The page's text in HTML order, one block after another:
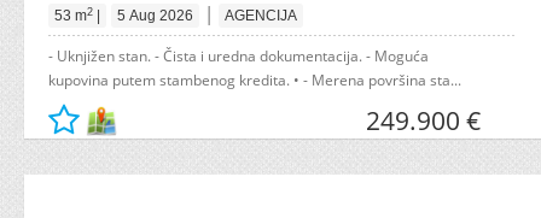
53 m2 5 Aug 2026 | AGENCIJA
- Uknjižen stan. - Čista i uredna dokumentacija. - Moguća
kupovina putem stambenog kredita. • - Merena površina sta...
249.900 €